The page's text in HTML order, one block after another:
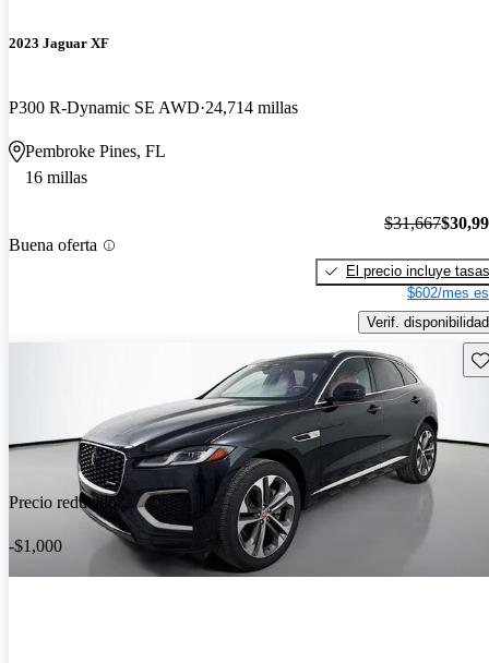
2023 Jaguar XF
P300 R-Dynamic SE AWD 24,714 millas
Pembroke Pines, FL
16 millas
Buena oferta
$31,667
El precio incluye tasas
$602/mes
Verif. disponibilidad
Precio reducido
-$1,000